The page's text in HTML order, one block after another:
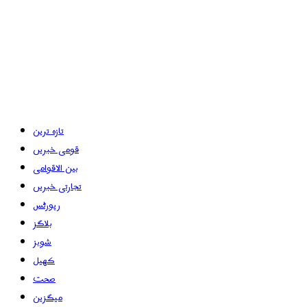
تازہ ترین
قومی خبریں
بین الاقوامی
تجارتی خبریں
رپورٹس
بلاگز
شوبز
کھیل
صحت
میگزین